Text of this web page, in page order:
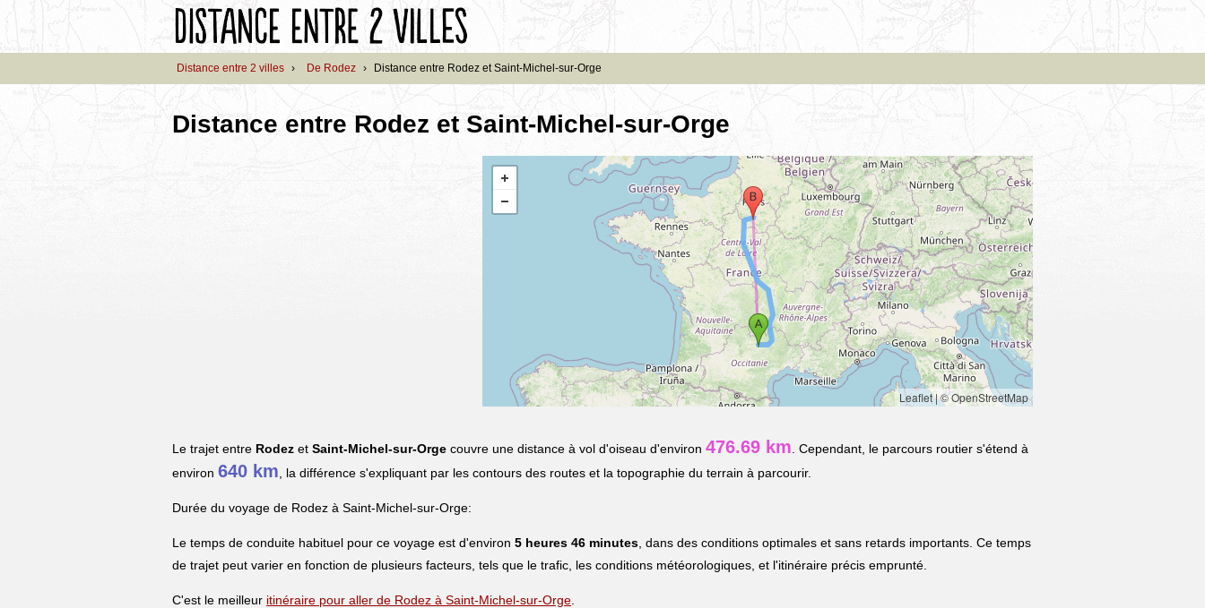
Distance entre 2 villes › De Rodez › Distance entre Rodez et Saint-Michel-sur-Orge
Distance entre Rodez et Saint-Michel-sur-Orge
Leaflet|© OpenStreetMap
Le trajet entre Rodez et Saint-Michel-sur-Orge couvre une distance à vol d'oiseau d'environ 476.69 km . Cependant, le parcours routier s'étend à
environ 640 km , la différence s'expliquant par les contours des routes et la topographie du terrain à parcourir.
Durée du voyage de Rodez à Saint-Michel-sur-Orge:
Le temps de conduite habituel pour ce voyage est d'environ 5 heures 46 minutes , dans des conditions optimales et sans retards importants. Ce temps
de trajet peut varier en fonction de plusieurs facteurs, tels que le trafic, les conditions météorologiques, et l'itinéraire précis emprunté.
C'est le meilleur itinéraire pour aller de Rodez à Saint-Michel-sur-Orge